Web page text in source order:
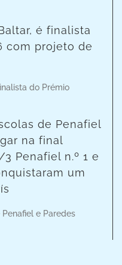
é finalista
com projeto de
do Prémio
de Penafiel
na final
Penafiel n.º 1 e
um
Penafiel e Paredes